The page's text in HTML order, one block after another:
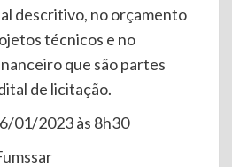
descritivo, no orçamento
técnicos e no
que são partes
de licitação.
01/2023 às 8h30